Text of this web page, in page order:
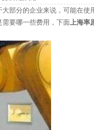
部分的企业来说，可能在使
要哪一些费用，下面上海率